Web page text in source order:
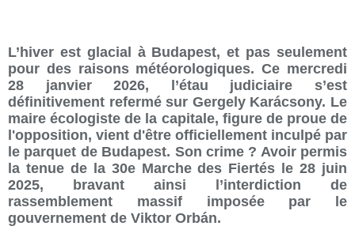
L’hiver est glacial à Budapest, et pas seulement
pour des raisons météorologiques. Ce mercredi
28 janvier 2026, l’étau judiciaire s’est
définitivement refermé sur Gergely Karácsony. Le
maire écologiste de la capitale, figure de proue de
l'opposition, vient d'être officiellement inculpé par
le parquet de Budapest. Son crime ? Avoir permis
la tenue de la 30e Marche des Fiertés le 28 juin
2025, bravant ainsi l’interdiction de
rassemblement massif imposée par le
gouvernement de Viktor Orbán.